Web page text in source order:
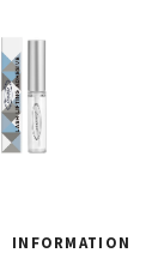
INFORMATION